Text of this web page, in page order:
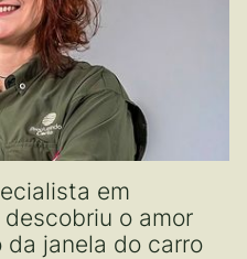
em
o amor
da janela do carro